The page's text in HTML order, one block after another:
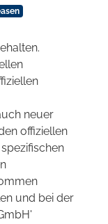
neuer
offiziellen
und bei der